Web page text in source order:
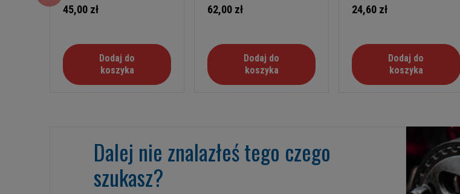
45,00 zł
Dodaj do
koszyka
62,00 zł
Dodaj do
koszyka
24,60 zł
Dodaj do
koszyka
Dalej nie znalazłeś tego czego
szukasz?